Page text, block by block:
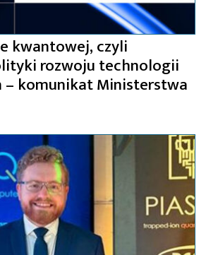
kwantowej, czyli
rozwoju technologii
komunikat Ministerstwa